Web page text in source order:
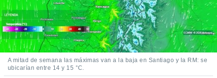
A mitad de semana las máximas van a la baja en Santiago y la RM: se
ubicarían entre 14 y 15 °C.